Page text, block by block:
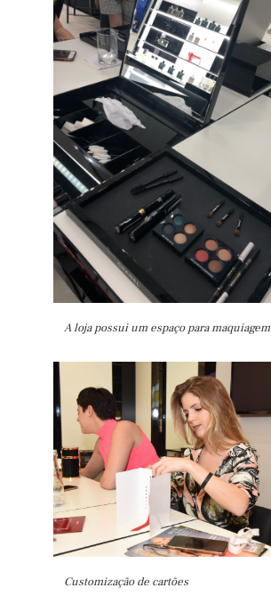
A loja possui um espaço para maquiagem
Customização de cartões